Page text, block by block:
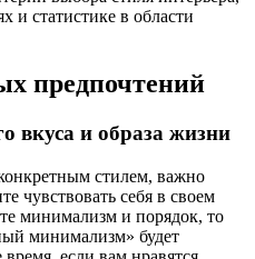
и статистике в области
предпочтений
вкуса и образа жизни
стилем, важно
чувствовать себя в своем
минимализм и порядок, то
минимализм» будет